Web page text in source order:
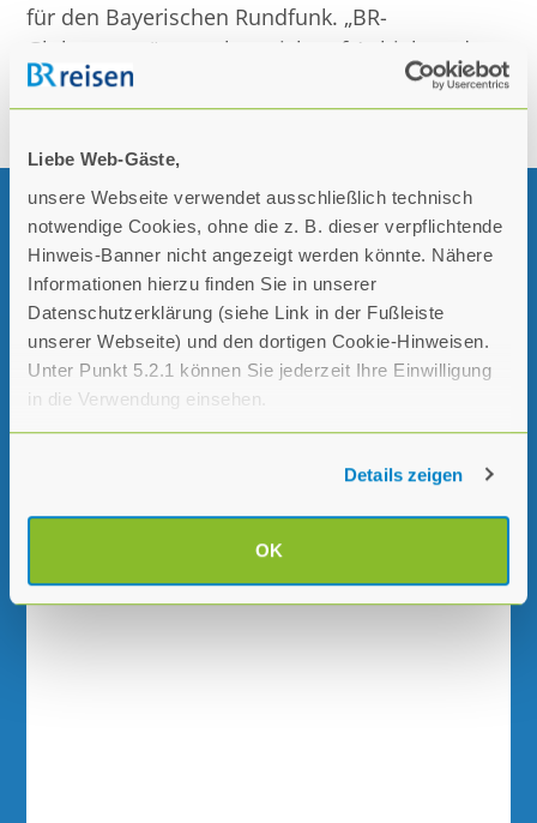
Liebe Web-Gäste,
unsere Webseite verwendet ausschließlich technisch
notwendige Cookies, ohne die z. B. dieser verpflichtende
Hinweis-Banner nicht angezeigt werden könnte. Nähere
Informationen hierzu finden Sie in unserer
Datenschutzerklärung (siehe Link in der Fußleiste
unserer Webseite) und den dortigen Cookie-Hinweisen.
Unter Punkt 5.2.1 können Sie jederzeit Ihre Einwilligung
in die Verwendung einsehen.
Details zeigen
OK
für den Bayerischen Rundfunk. „BR-
Globetrotter“ verstehen sich auf Anhieb und
finden schnell Kontakt. Jede Reise wird so zur
Keimzelle einer BR-Community.
KONTAKT
Sie können uns mit dem nachfolgenden
Formular Ihr Anliegen mitteilen.